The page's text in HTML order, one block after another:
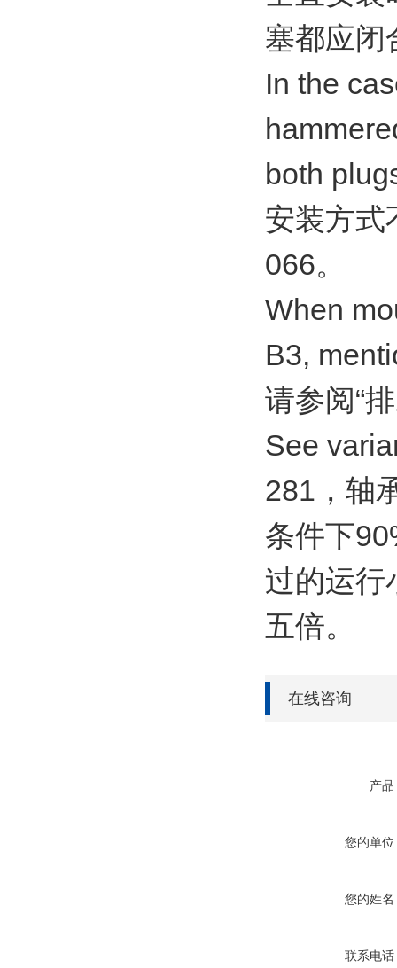
塞都应闭
In the
both
安装方式
066。
When
B3,
请参阅“
See
281，轴
条件下
过的运行
五倍。
在线咨询
产品
您的单位
您的姓名
联系电话